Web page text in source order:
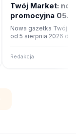
Twój Market:
promocyjna
Co w ofercie?
Nowa gazetka Twój
od 5 sierpnia 2026 do
Redakcja